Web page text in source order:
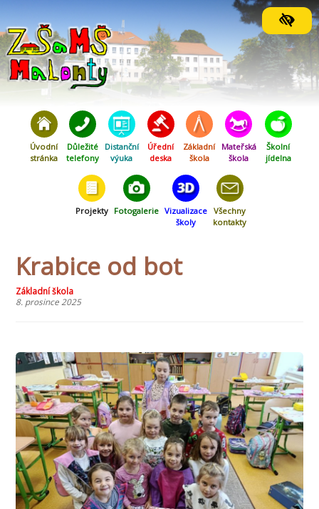
Úvodní
stránka
Důležité
telefony
Distanční
výuka
Úřední
deska
Základní
škola
Mateřská
škola
Školní
jídelna
Projekty Fotogalerie Vizualizace
školy
Všechny
kontakty
Krabice od bot
Základní škola
8. prosince 2025